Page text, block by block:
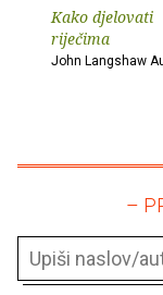
Kako djelovati
riječima
John Langshaw
–